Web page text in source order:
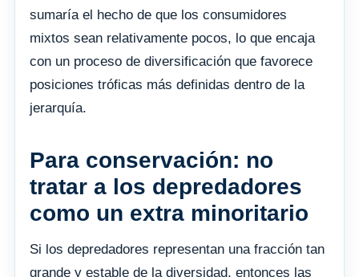
sumaría el hecho de que los consumidores
mixtos sean relativamente pocos, lo que encaja
con un proceso de diversificación que favorece
posiciones tróficas más definidas dentro de la
jerarquía.
Para conservación: no
tratar a los depredadores
como un extra minoritario
Si los depredadores representan una fracción tan
grande y estable de la diversidad, entonces las